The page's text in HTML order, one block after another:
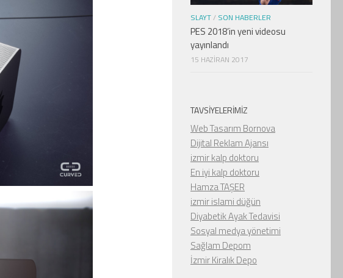
SLAYT/ SON HABERLER
PES 2018’in yeni videosu
yayınlandı
15 HAZIRAN 2017
TAVSIYELERIMIZ
Web Tasarım Bornova
Dijital Reklam Ajansı
izmir kalp doktoru
En iyi kalp doktoru
Hamza TAŞER
izmir islami düğün
Diyabetik Ayak Tedavisi
Sosyal medya yönetimi
Sağlam Depom
İzmir Kiralık Depo